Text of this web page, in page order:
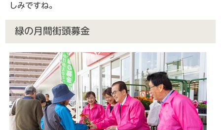
しみですね。
緑の月間街頭募金